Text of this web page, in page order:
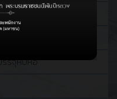
รจุหีบห่อ